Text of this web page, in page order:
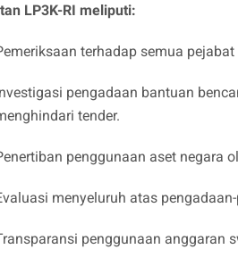
LP3K-RI meliputi:
terhadap semua
pengadaan bantuan
tender.
penggunaan aset negara
menyeluruh atas
penggunaan anggaran